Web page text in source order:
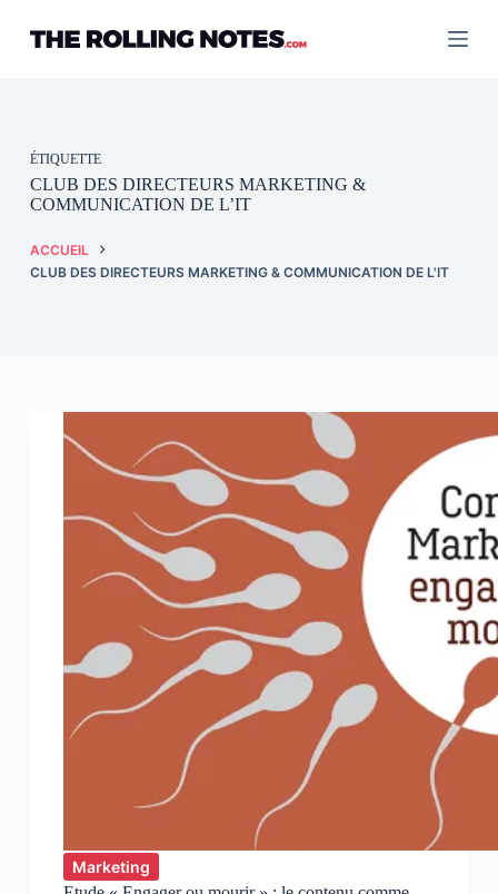
contenu
ÉTIQUETTE
CLUB DES DIRECTEURS MARKETING &
COMMUNICATION DE L’IT
ACCUEIL
CLUB DES DIRECTEURS MARKETING & COMMUNICATION DE L'IT
Marketing